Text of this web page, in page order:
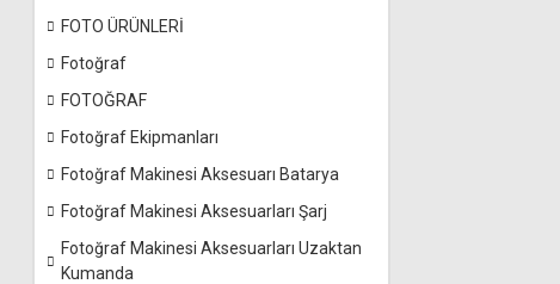
FOTO ÜRÜNLERİ
Fotoğraf
FOTOĞRAF
Fotoğraf Ekipmanları
Fotoğraf Makinesi Aksesuarı Batarya
Fotoğraf Makinesi Aksesuarları Şarj
Fotoğraf Makinesi Aksesuarları Uzaktan
Kumanda